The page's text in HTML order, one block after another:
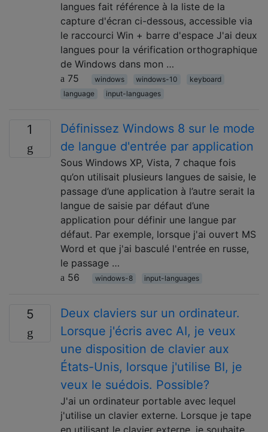
langues fait référence à la liste de la
capture d'écran ci-dessous, accessible via
le raccourci Win + barre d'espace J'ai deux
langues pour la vérification orthographique
de Windows dans mon …
75
windows windows-10
keyboard
language
input-languages
1
Définissez Windows 8 sur le mode
de langue d'entrée par application
Sous Windows XP, Vista, 7 chaque fois
qu’on utilisait plusieurs langues de saisie, le
passage d’une application à l’autre serait la
langue de saisie par défaut d’une
application pour définir une langue par
défaut. Par exemple, lorsque j'ai ouvert MS
Word et que j'ai basculé l'entrée en russe,
le passage …
56
windows-8 input-languages
5
Deux claviers sur un ordinateur.
Lorsque j'écris avec AI, je veux
une disposition de clavier aux
États-Unis, lorsque j'utilise BI, je
veux le suédois. Possible?
J'ai un ordinateur portable avec lequel
j'utilise un clavier externe. Lorsque je tape
en utilisant le clavier externe, je souhaite